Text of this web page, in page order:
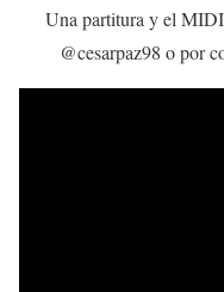
Una partitura y el
@cesarpaz98 o por